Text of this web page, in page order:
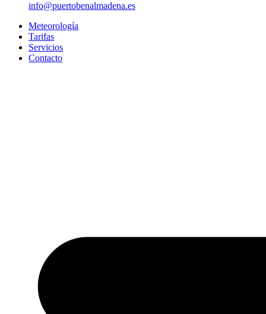
info@puertobenalmadena.es
Meteorología
Tarifas
Servicios
Contacto